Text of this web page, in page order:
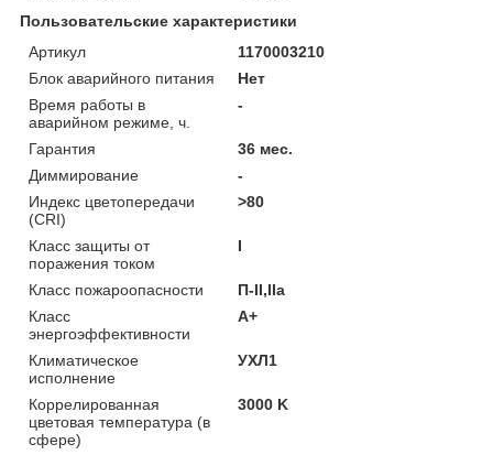
Пользовательские характеристики
Артикул
1170003210
Блок аварийного питания
Нет
Время работы в
аварийном режиме, ч.
-
Гарантия
36 мес.
Диммирование
-
Индекс цветопередачи
(CRI)
>80
Класс защиты от
поражения током
I
Класс пожароопасности
П-II,IIа
Класс
энергоэффективности
A+
Климатическое
исполнение
УХЛ1
Коррелированная
цветовая температура (в
сфере)
3000 K